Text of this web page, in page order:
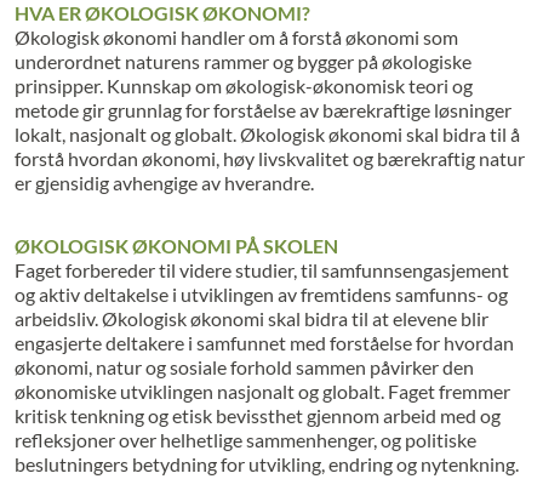
HVA ER ØKOLOGISK ØKONOMI?
Økologisk økonomi handler om å forstå økonomi som
underordnet naturens rammer og bygger på økologiske
prinsipper. Kunnskap om økologisk-økonomisk teori og
metode gir grunnlag for forståelse av bærekraftige løsninger
lokalt, nasjonalt og globalt. Økologisk økonomi skal bidra til å
forstå hvordan økonomi, høy livskvalitet og bærekraftig natur
er gjensidig avhengige av hverandre.
ØKOLOGISK ØKONOMI PÅ SKOLEN
Faget forbereder til videre studier, til samfunnsengasjement
og aktiv deltakelse i utviklingen av fremtidens samfunns- og
arbeidsliv. Økologisk økonomi skal bidra til at elevene blir
engasjerte deltakere i samfunnet med forståelse for hvordan
økonomi, natur og sosiale forhold sammen påvirker den
økonomiske utviklingen nasjonalt og globalt. Faget fremmer
kritisk tenkning og etisk bevissthet gjennom arbeid med og
refleksjoner over helhetlige sammenhenger, og politiske
beslutningers betydning for utvikling, endring og nytenkning.